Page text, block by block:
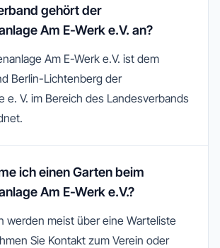
gehört der
Am E-Werk e.V. an?
Am E-Werk e.V. ist dem
Berlin-Lichtenberg der
e. V. im Bereich des Landesverbands
ich einen Garten beim
Am E-Werk e.V.?
werden meist über eine Warteliste
Sie Kontakt zum Verein oder